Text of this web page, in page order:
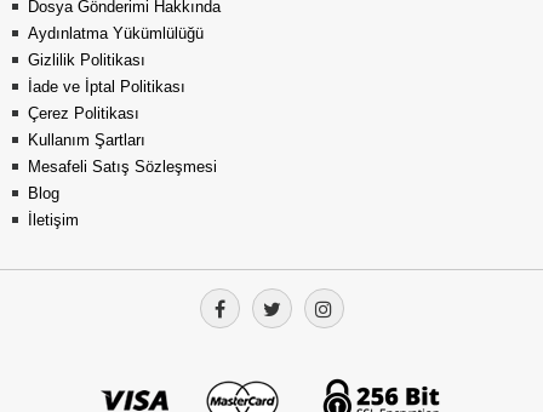
Dosya Gönderimi Hakkında
Aydınlatma Yükümlülüğü
Gizlilik Politikası
İade ve İptal Politikası
Çerez Politikası
Kullanım Şartları
Mesafeli Satış Sözleşmesi
Blog
İletişim